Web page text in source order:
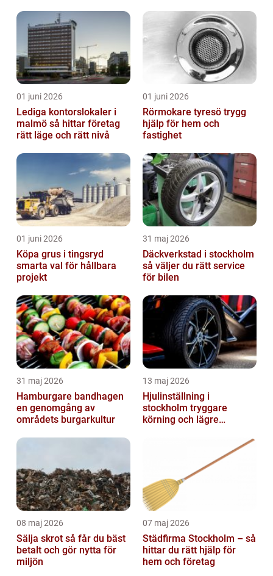
01 juni 2026
Lediga kontorslokaler i
malmö så hittar företag
rätt läge och rätt nivå
01 juni 2026
Rörmokare tyresö trygg
hjälp för hem och
fastighet
01 juni 2026
Köpa grus i tingsryd
smarta val för hållbara
projekt
31 maj 2026
Däckverkstad i stockholm
så väljer du rätt service
för bilen
31 maj 2026
Hamburgare bandhagen
en genomgång av
områdets burgarkultur
13 maj 2026
Hjulinställning i
stockholm tryggare
körning och lägre
08 maj 2026
Sälja skrot så får du bäst
betalt och gör nytta för
miljön
07 maj 2026
Städfirma Stockholm – så
hittar du rätt hjälp för
hem och företag